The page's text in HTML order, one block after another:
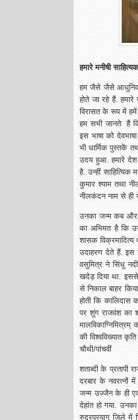
हमारे मनीषी
हम जैसे जैसे
होते जा रहे हैं. हमारे
विरासत के रूप में हमें
हम सभी जानते हैं कि
इस भाषा को
भी धार्मिक पुस्तकें
उदय हुआ. हमारे देश
है. उन्हीं
कुमार श्याम तथा
नीलकंदन नाम से ही
उनका जन्म कब और
का अभिमत है कि
शासक विक्रमादित्य
उदाहरण देते हैं. इस
वसुमित्र ने सिंधु
खदेड़ दिया था. इससे
से निकाल बाहर
होती कि
पर शुंग राजवंश का
मालविकाग्निमित्रम्
की विश्वविख्यात
चौथी/पांचवीं
शताब्दी के प्रतापी
दरबार के नवरत्नों
जन्म उज्जैन के ही
देहांत हो गया.
रुद्रप्रयाग जिले में